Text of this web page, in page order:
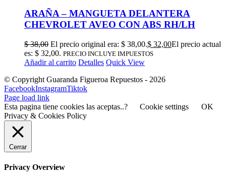
ARAÑA – MANGUETA DELANTERA
CHEVROLET AVEO CON ABS RH/LH
$38,00 El precio original era: $ 38,00.$ 32,00El precio actual
es: $ 32,00. PRECIO INCLUYE IMPUESTOS
Añadir al carrito Detalles Quick View
© Copyright Guaranda Figueroa Repuestos - 2026
FacebookInstagramTiktok
Page load link
Esta pagina tiene cookies las aceptas..?
Cookie settings
OK
Privacy & Cookies Policy
Cerrar
Privacy Overview